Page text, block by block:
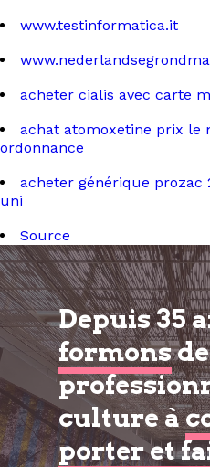
www.testinformatica.it
acheter cialis avec carte
achat atomoxetine prix le
ordonnance
acheter générique
uni
Source
Depuis 35
formons
culture à
porter et